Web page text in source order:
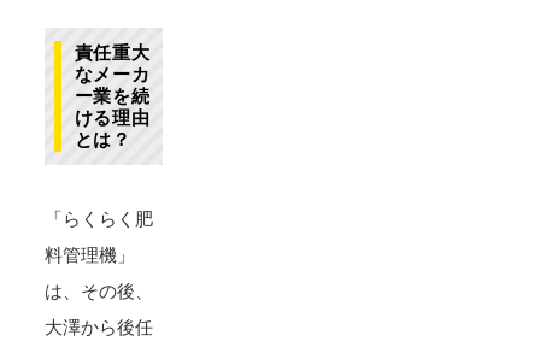
責任重大
なメーカ
ー業を続
ける理由
とは？
「らくらく肥
料管理機」
は、その後、
大澤から後任